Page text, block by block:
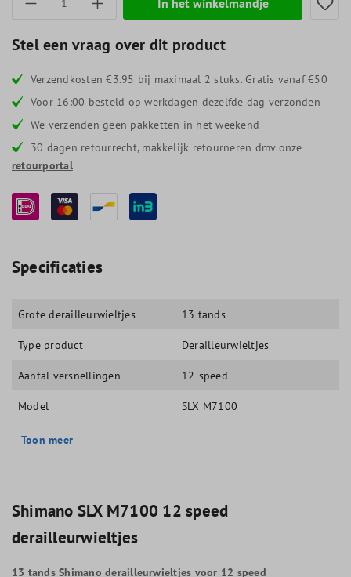
Stel een vraag over dit product
Verzendkosten €3.95 bij maximaal 2 stuks. Gratis vanaf €50
Voor 16:00 besteld op werkdagen dezelfde dag verzonden
We verzenden geen pakketten in het weekend
30 dagen retourrecht, makkelijk retourneren dmv onze
retourportal
Specificaties
Grote derailleurwieltjes 13 tands
Type product Derailleurwieltjes
Aantal versnellingen 12-speed
Model SLX M7100
Toon meer
Shimano SLX M7100 12 speed
derailleurwieltjes
13 tands Shimano derailleurwieltjes voor 12 speed